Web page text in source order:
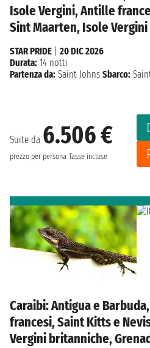
Isole Vergini, Antille
Sint Maarten, Isole
Suite da 6.506 €
prezzo per persona Tasse incluse
STAR PRIDE
20 DIC 2026
Durata: 14 notti
Partenza da: Saint Johns Sbarco:
Caraibi: Antigua e
francesi, Saint Kitts e
Vergini britanniche,